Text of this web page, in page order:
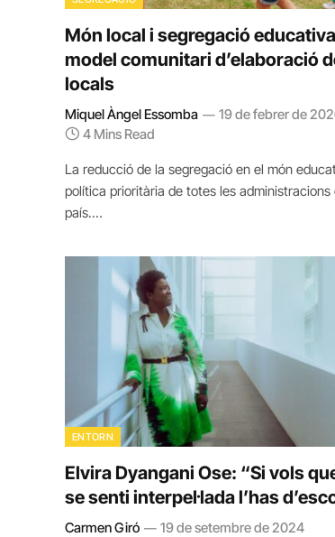
Món local i segregació
model comunitari d’elaboració
locals
Miquel Àngel Essomba
19 de febrer de
4 Mins Read
La reducció de la segregació en el món
política prioritària de totes les administracions
país.…
ENTORN
Elvira Dyangani Ose: “Si vols
se senti interpel·lada l’has
Carmen Giró
19 de setembre de 2024